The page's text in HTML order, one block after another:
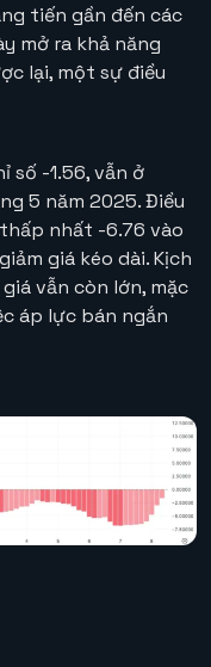
tiến gần đến các
mở ra khả năng
lại, một sự điều
số -1.56, vẫn ở
5 năm 2025. Điều
nhất -6.76 vào
giá kéo dài. Kịch
vẫn còn lớn, mặc
áp lực bán ngắn